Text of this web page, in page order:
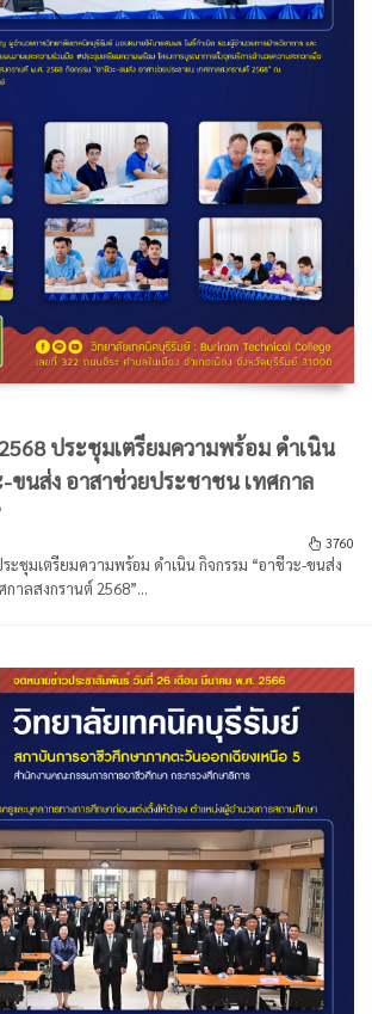
ประชุมเตรียมความพร้อม ดำเนิน
ขนส่ง อาสาช่วยประชาชน เทศกาล
3760
ะชุมเตรียมความพร้อม ดำเนิน กิจกรรม “อาชีวะ-ขนส่ง
าลสงกรานต์ 2568”...